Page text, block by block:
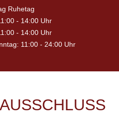
Ruhetag
- 14:00 Uhr
- 14:00 Uhr
11:00 - 24:00 Uhr